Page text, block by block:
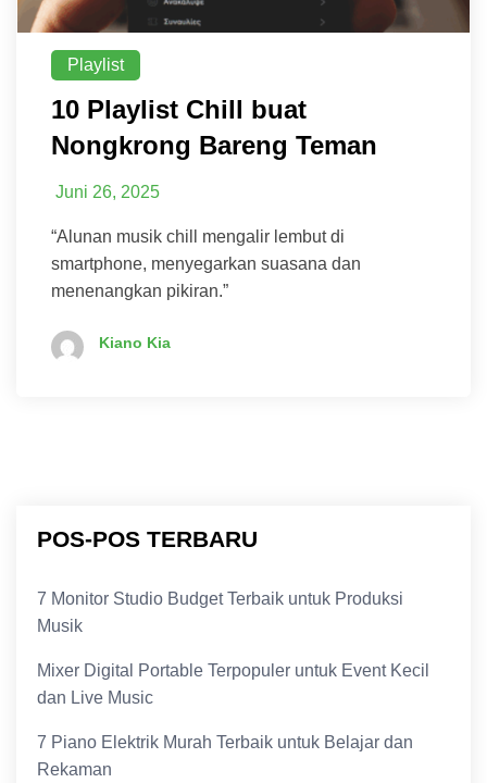
Playlist
10 Playlist Chill buat
Nongkrong Bareng Teman
Juni 26, 2025
“Alunan musik chill mengalir lembut di
smartphone, menyegarkan suasana dan
menenangkan pikiran.”
Kiano Kia
POS-POS TERBARU
7 Monitor Studio Budget Terbaik untuk Produksi
Musik
Mixer Digital Portable Terpopuler untuk Event Kecil
dan Live Music
7 Piano Elektrik Murah Terbaik untuk Belajar dan
Rekaman